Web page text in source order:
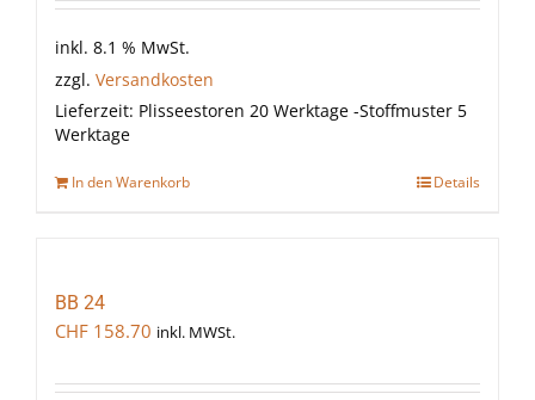
inkl. 8.1 % MwSt.
zzgl. Versandkosten
Lieferzeit: Plisseestoren 20 Werktage -Stoffmuster 5
Werktage
In den Warenkorb Details
BB 24
CHF 158.70 inkl. MWSt.